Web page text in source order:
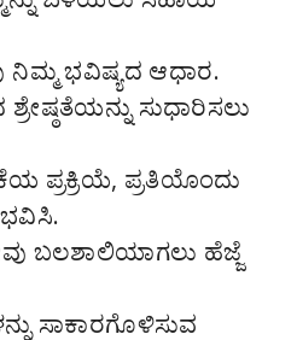
ನಿಮ್ಮ ಭವಿಷ್ಯದ ಆಧಾರ.
ಸುಧಾರಿಸಲು
ಪ್ರಕ್ರಿಯೆ, ಪ್ರತಿಯೊಂದು
ಬಲಶಾಲಿಯಾಗಲು ಹೆಜ್ಜೆ
ಸಾಕಾರಗೊಳಿಸುವ